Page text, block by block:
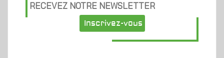
RECEVEZ NOTRE NEWSLETTER
Inscrivez-vous